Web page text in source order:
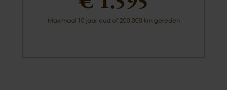
Maximaal 10 jaar oud of 200.000 km gereden